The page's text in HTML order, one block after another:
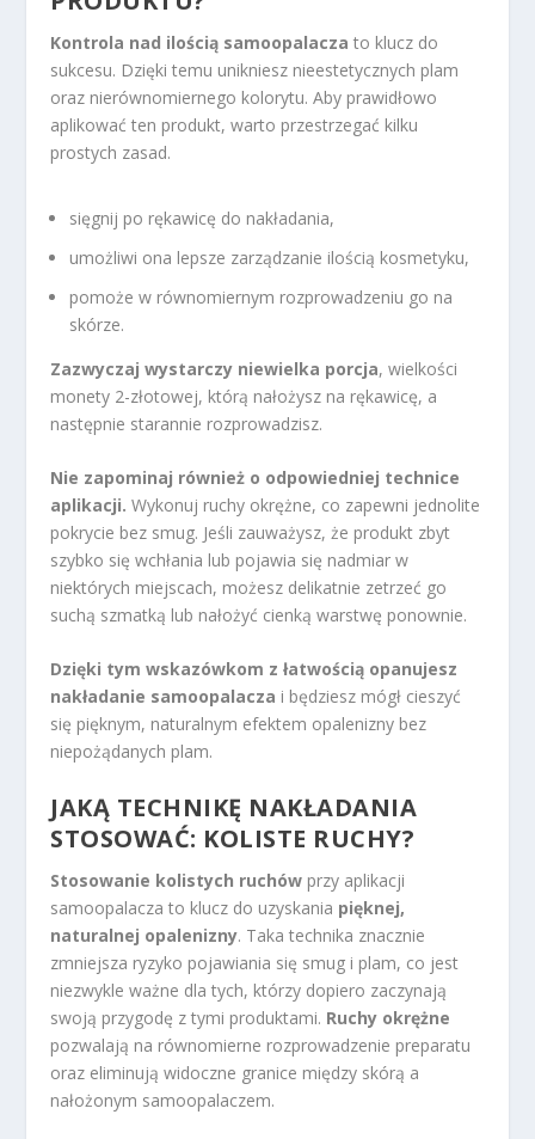
Kontrola nad ilością samoopalacza to klucz do
sukcesu. Dzięki temu unikniesz nieestetycznych plam
oraz nierównomiernego kolorytu. Aby prawidłowo
aplikować ten produkt, warto przestrzegać kilku
prostych zasad.
sięgnij po rękawicę do nakładania,
umożliwi ona lepsze zarządzanie ilością kosmetyku,
pomoże w równomiernym rozprowadzeniu go na
skórze.
Zazwyczaj wystarczy niewielka porcja, wielkości
monety 2-złotowej, którą nałożysz na rękawicę, a
następnie starannie rozprowadzisz.
Nie zapominaj również o odpowiedniej technice
aplikacji. Wykonuj ruchy okrężne, co zapewni jednolite
pokrycie bez smug. Jeśli zauważysz, że produkt zbyt
szybko się wchłania lub pojawia się nadmiar w
niektórych miejscach, możesz delikatnie zetrzeć go
suchą szmatką lub nałożyć cienką warstwę ponownie.
Dzięki tym wskazówkom z łatwością opanujesz
nakładanie samoopalacza i będziesz mógł cieszyć
się pięknym, naturalnym efektem opalenizny bez
niepożądanych plam.
JAKĄ TECHNIKĘ NAKŁADANIA
STOSOWAĆ: KOLISTE RUCHY?
Stosowanie kolistych ruchów przy aplikacji
samoopalacza to klucz do uzyskania pięknej,
naturalnej opalenizny. Taka technika znacznie
zmniejsza ryzyko pojawiania się smug i plam, co jest
niezwykle ważne dla tych, którzy dopiero zaczynają
swoją przygodę z tymi produktami. Ruchy okrężne
pozwalają na równomierne rozprowadzenie preparatu
oraz eliminują widoczne granice między skórą a
nałożonym samoopalaczem.